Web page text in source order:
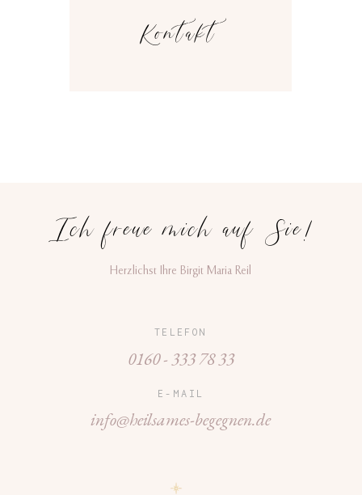
Kontakt
Ich freue mich auf Sie!
Herzlichst Ihre Birgit Maria Reil
info@heilsames-begegnen.de
0160 - 333 78 33
E-MAIL
TELEFON